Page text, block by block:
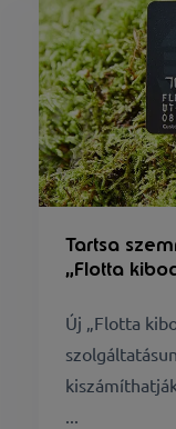
Tartsa
„Flotta
Új „Flotta
...